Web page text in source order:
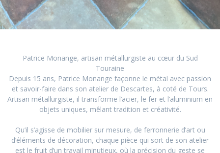
Patrice Monange, artisan métallurgiste au cœur du Sud
Touraine
Depuis 15 ans, Patrice Monange façonne le métal avec passion
et savoir-faire dans son atelier de Descartes, à coté de Tours.
Artisan métallurgiste, il transforme l’acier, le fer et l’aluminium en
objets uniques, mêlant tradition et créativité.
Qu’il s’agisse de mobilier sur mesure, de ferronnerie d’art ou
d’éléments de décoration, chaque pièce qui sort de son atelier
est le fruit d’un travail minutieux, où la précision du geste se